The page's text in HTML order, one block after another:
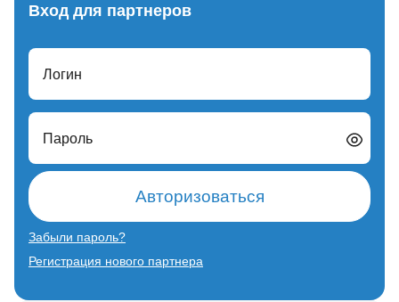
Вход для партнеров
Логин
Пароль
Авторизоваться
Забыли пароль?
Регистрация нового партнера